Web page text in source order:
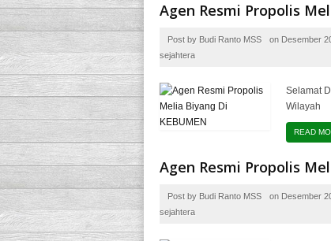
Agen Resmi Propolis
Post by Budi Ranto MSS on Desember
sejahtera
Selamat
Wilayah
READ
Agen Resmi Propolis
Post by Budi Ranto MSS on Desember
sejahtera